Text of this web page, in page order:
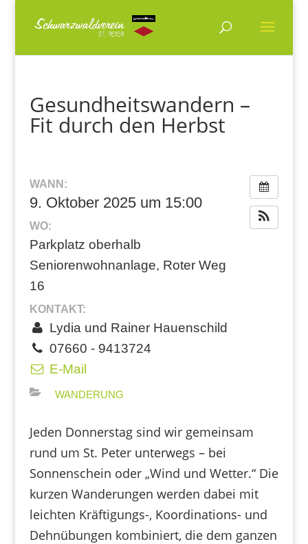
Gesundheitswandern –
Fit durch den Herbst
WANN:
9. Oktober 2025 um 15:00
WO:
Parkplatz oberhalb
Seniorenwohnanlage, Roter Weg
16
KONTAKT:
Lydia und Rainer Hauenschild
07660 - 9413724
E-Mail
WANDERUNG
Jeden Donnerstag sind wir gemeinsam
rund um St. Peter unterwegs – bei
Sonnenschein oder „Wind und Wetter.“ Die
kurzen Wanderungen werden dabei mit
leichten Kräftigungs-, Koordinations- und
Dehnübungen kombiniert, die dem ganzen